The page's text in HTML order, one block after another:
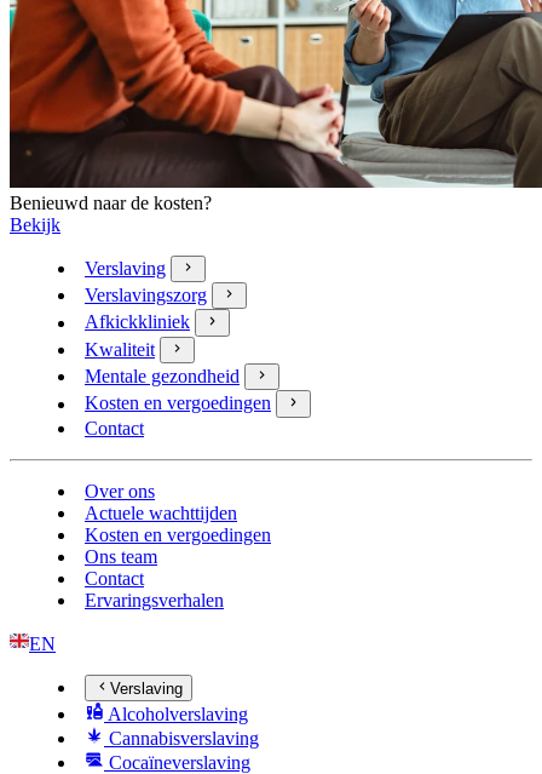
Benieuwd naar de kosten?
Bekijk
Verslaving
Verslavingszorg
Afkickkliniek
Kwaliteit
Mentale gezondheid
Kosten en vergoedingen
Contact
Over ons
Actuele wachttijden
Kosten en vergoedingen
Ons team
Contact
Ervaringsverhalen
EN
Verslaving
Alcoholverslaving
Cannabisverslaving
Cocaïneverslaving